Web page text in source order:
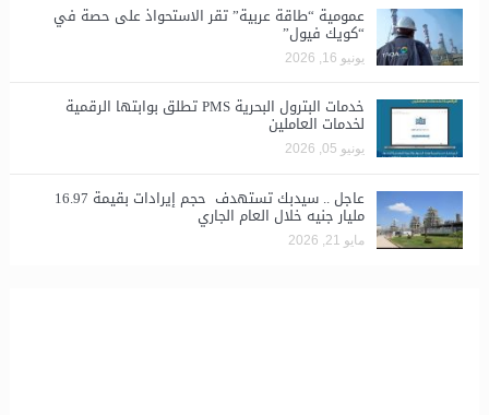
​عمومية “طاقة عربية” تقر الاستحواذ على حصة في
“كويك فيول”
يونيو 16, 2026
خدمات البترول البحرية PMS تطلق بوابتها الرقمية
لخدمات العاملين
يونيو 05, 2026
عاجل .. سيدبك تستهدف حجم إيرادات بقيمة 16.97
مليار جنيه خلال العام الجاري
مايو 21, 2026